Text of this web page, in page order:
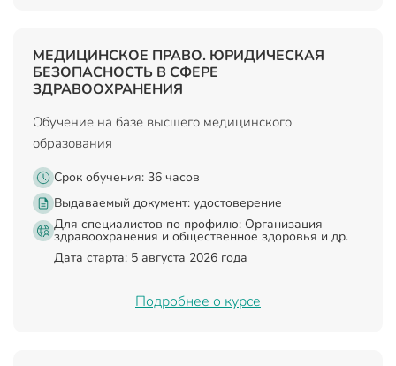
МЕДИЦИНСКОЕ ПРАВО. ЮРИДИЧЕСКАЯ
БЕЗОПАСНОСТЬ В СФЕРЕ
ЗДРАВООХРАНЕНИЯ
Обучение на базе высшего медицинского
образования
Срок обучения: 36 часов
Выдаваемый документ: удостоверение
Для специалистов по профилю: Организация
здравоохранения и общественное здоровья и др.
Дата старта: 5 августа 2026 года
Подробнее о курсе